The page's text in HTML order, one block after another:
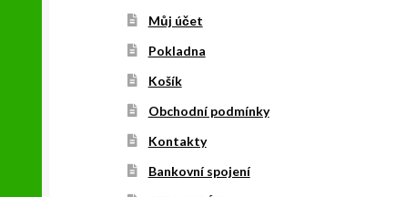
Můj účet
Pokladna
Košík
Obchodní podmínky
Kontakty
Bankovní spojení